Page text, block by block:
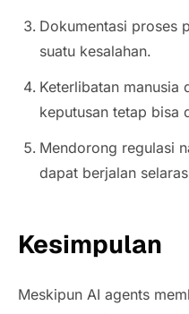
Dokumentasi proses
suatu kesalahan.
Keterlibatan manusia
keputusan tetap bisa
Mendorong regulasi
dapat berjalan
Kesimpulan
Meskipun AI agents